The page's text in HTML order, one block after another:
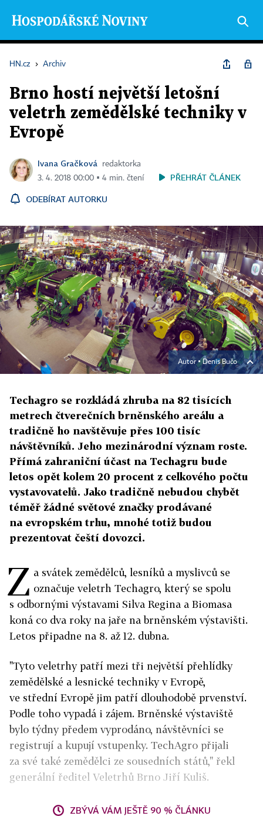
HN.cz › Archiv
Brno hostí největší letošní
veletrh zemědělské techniky v
Evropě
Ivana Gračková
redaktorka
3. 4. 2018 00:00 ▪ 4 min. čtení
PŘEHRÁT ČLÁNEK
ODEBÍRAT AUTORKU
Autor ▪Denis Bučo
Techagro se rozkládá zhruba na 82 tisících
metrech čtverečních brněnského areálu a
tradičně ho navštěvuje přes 100 tisíc
návštěvníků. Jeho mezinárodní význam roste.
Přímá zahraniční účast na Techagru bude
letos opět kolem 20 procent z celkového počtu
vystavovatelů. Jako tradičně nebudou chybět
téměř žádné světové značky prodávané
na evropském trhu, mnohé totiž budou
prezentovat čeští dovozci.
Z a svátek zemědělců, lesníků a myslivců se
označuje veletrh Techagro, který se spolu
s odbornými výstavami Silva Regina a Biomasa
koná co dva roky na jaře na brněnském výstavišti.
Letos připadne na 8. až 12. dubna.
"Tyto veletrhy patří mezi tři největší přehlídky
zemědělské a lesnické techniky v Evropě,
ve střední Evropě jim patří dlouhodobě prvenství.
Podle toho vypadá i zájem. Brněnské výstaviště
bylo týdny předem vyprodáno, návštěvníci se
registrují a kupují vstupenky. TechAgro přijali
za své také zemědělci ze sousedních států," řekl
generální ředitel Veletrhů Brno Jiří Kuliš.
ZBÝVÁ VÁM JEŠTĚ 90 % ČLÁNKU